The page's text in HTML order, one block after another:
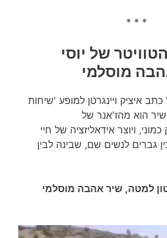
* * *
של יוסי
מוסלמי
איציק ויינגרטן למופע 'שיחות
הוא מהז'אנר של
ויוצר אידאליזציה של חיי
גברים לנשים שם, שבינה לבין
למטה, שיר אהבה מוסלמי